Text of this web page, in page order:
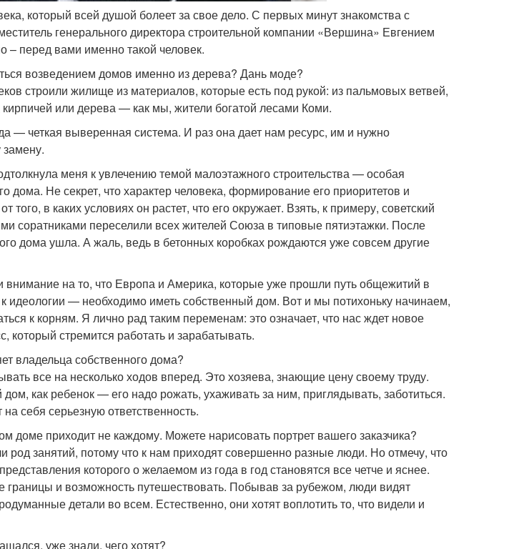
который всей душой болеет за свое дело. С первых минут знакомства с
генерального директора строительной компании «Вершина» Евгением
– перед вами именно такой человек.
возведением домов именно из дерева? Дань моде?
строили жилище из материалов, которые есть под рукой: из пальмовых ветвей,
или дерева — как мы, жители богатой лесами Коми.
— четкая выверенная система. И раз она дает нам ресурс, им и нужно
замену.
меня к увлечению темой малоэтажного строительства — особая
дома. Не секрет, что характер человека, формирование его приоритетов и
того, в каких условиях он растет, что его окружает. Взять, к примеру, советский
соратниками переселили всех жителей Союза в типовые пятиэтажки. После
дома ушла. А жаль, ведь в бетонных коробках рождаются уже совсем другие
на то, что Европа и Америка, которые уже прошли путь общежитий в
идеологии — необходимо иметь собственный дом. Вот и мы потихоньку начинаем,
к корням. Я лично рад таким переменам: это означает, что нас ждет новое
который стремится работать и зарабатывать.
владельца собственного дома?
все на несколько ходов вперед. Это хозяева, знающие цену своему труду.
как ребенок — его надо рожать, ухаживать за ним, приглядывать, заботиться.
себя серьезную ответственность.
доме приходит не каждому. Можете нарисовать портрет вашего заказчика?
род занятий, потому что к нам приходят совершенно разные люди. Но отмечу, что
которого о желаемом из года в год становятся все четче и яснее.
границы и возможность путешествовать. Побывав за рубежом, люди видят
детали во всем. Естественно, они хотят воплотить то, что видели и
уже знали, чего хотят?